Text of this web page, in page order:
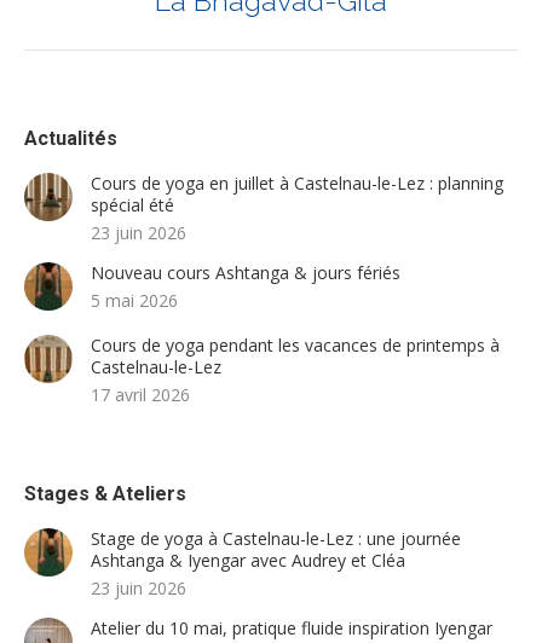
:
Actualités
Cours de yoga en juillet à Castelnau-le-Lez : planning
spécial été
23 juin 2026
Nouveau cours Ashtanga & jours fériés
5 mai 2026
Cours de yoga pendant les vacances de printemps à
Castelnau-le-Lez
17 avril 2026
Stages & Ateliers
Stage de yoga à Castelnau-le-Lez : une journée
Ashtanga & Iyengar avec Audrey et Cléa
23 juin 2026
Atelier du 10 mai, pratique fluide inspiration Iyengar